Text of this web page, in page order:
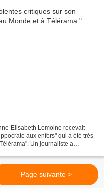
Elisabeth Lemoine recevait
aux enfers" qui a été très
Un journaliste a
Page suivante >